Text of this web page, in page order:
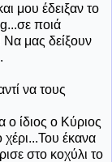
μου έδειξαν το
ποιά
Να μας δείξουν
να τους
ο ίδιος ο Κύριος
έκανα
στο κοχύλι το